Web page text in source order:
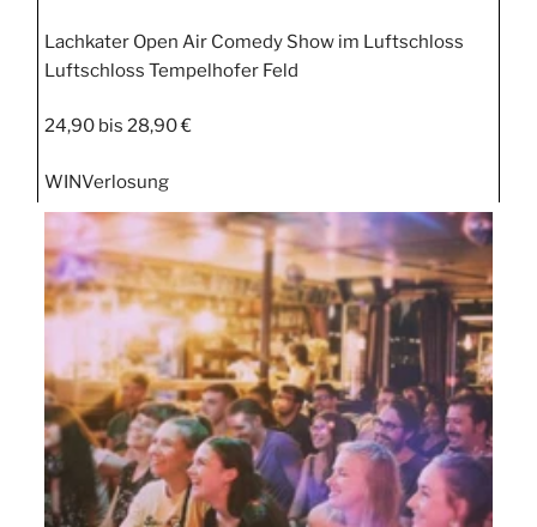
Lachkater Open Air Comedy Show im Luftschloss
Luftschloss Tempelhofer Feld
24,90 bis 28,90 €
WINVerlosung